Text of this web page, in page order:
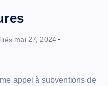
mai 27, 2024
appel à subventions de